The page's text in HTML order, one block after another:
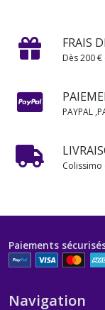
FRAIS
Dès 200
PAYPAL
Paiements
Navigation